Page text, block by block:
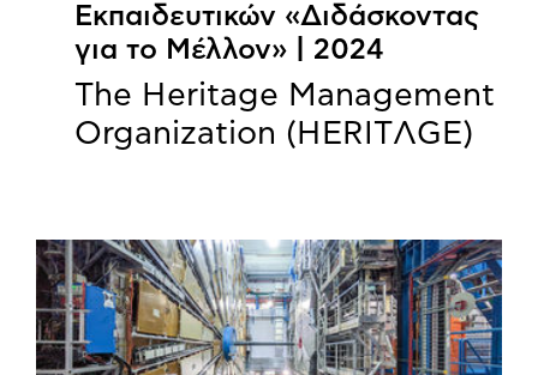
Εκπαιδευτικών «Διδάσκοντας
για το Μέλλον» | 2024
The Heritage Management
Organization (HERITΛGΕ)